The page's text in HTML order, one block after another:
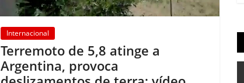
Internacional
Terremoto de 5,8 atinge a
Argentina, provoca